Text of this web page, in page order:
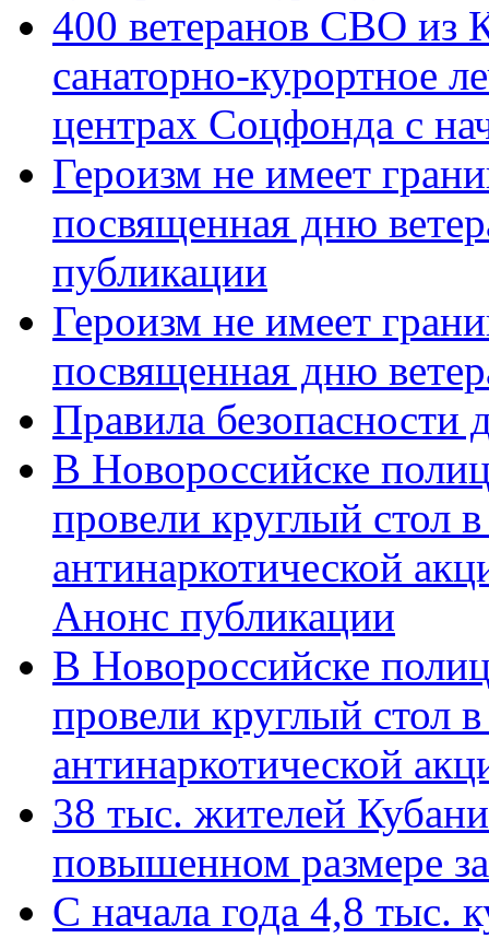
400 ветеранов СВО из
санаторно-курортное
центрах Соцфонда с
Героизм не имеет
посвященная дню
публикации
Героизм не имеет
посвященная дню
Правила безопасности
В Новороссийске
провели круглый стол
антинаркотической
Анонс публикации
В Новороссийске
провели круглый стол
антинаркотической
38 тыс. жителей
повышенном размере
С начала года 4,8 тыс.